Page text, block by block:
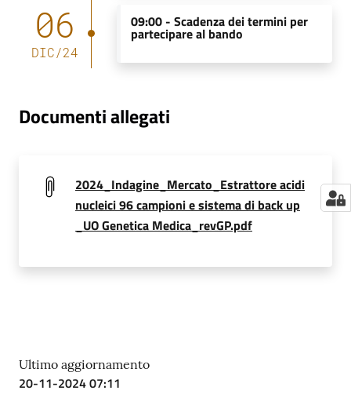
t
t
a
r
06
DIC/24
09:00 - Scadenza dei termini per
partecipare al bando
Documenti allegati
2024_Indagine_Mercato_Estrattore acidi
nucleici 96 campioni e sistema di back up
_UO Genetica Medica_revGP.pdf
Ultimo aggiornamento
20-11-2024 07:11